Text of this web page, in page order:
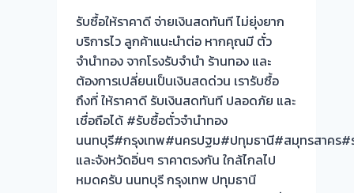
รอ
จบ
หน้า
งาน
📌
ผล
งาน
วัน
นี้➡️รับ
รับซื้อให้ราคาดี จ่ายเงินสดทันที ไม่ยุ่งยาก
บริการไว ลูกค้าแนะนำต่อ หากคุณมี ตั๋ว
จำนำทอง จากโรงรับจำนำ ร้านทอง และ
ต้องการเปลี่ยนเป็นเงินสดด่วน เรารับซื้อ
ถึงที่ ให้ราคาดี รับเงินสดทันที ปลอดภัย และ
เชื่อถือได้ #รับซื้อตั๋วจำนำทอง
นนทบุรี#กรุงเทพ#นครปฐม#ปทุมธานี#สมุทรสาคร#
และจังหวัดอิ่นๆ ราคาตรงกัน ใกล้ไกลไป
หมดครับ นนทบุรี กรุงเทพ ปทุมธานี